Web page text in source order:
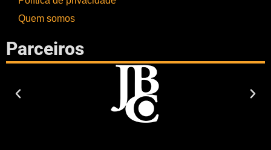
Quem somos
Parceiros